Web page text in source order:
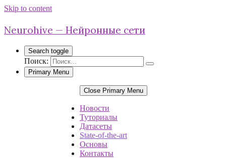
Skip to content
Neurohive — Нейронные сети
Search toggle
Поиск:
Primary Menu
Close Primary Menu
Новости
Туториалы
Датасеты
State-of-the-art
Основы
Контакты